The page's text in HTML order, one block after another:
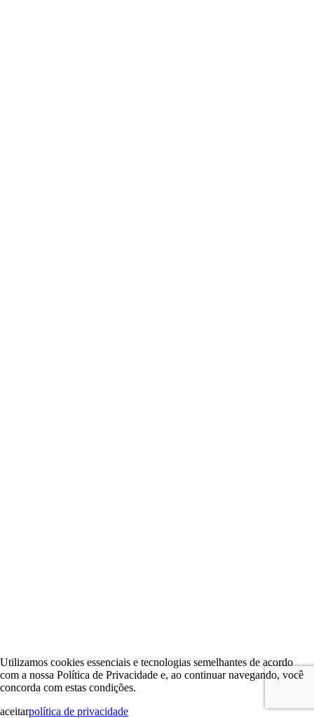
Utilizamos cookies essenciais e tecnologias semelhantes de acordo
com a nossa Política de Privacidade e, ao continuar navegando, você
concorda com estas condições.
aceitarpolítica de privacidade